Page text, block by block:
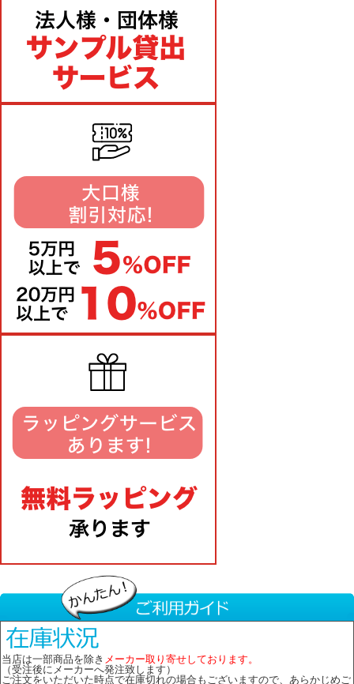
当店は一部商品を除き メーカー取り寄せしております。
（受注後にメーカーへ発注致します）
ご注文をいただいた時点で在庫切れの場合もございますので、あらかじめご